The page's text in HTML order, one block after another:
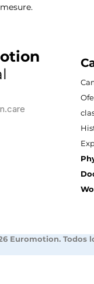
mesure.
Euromotion. Todos